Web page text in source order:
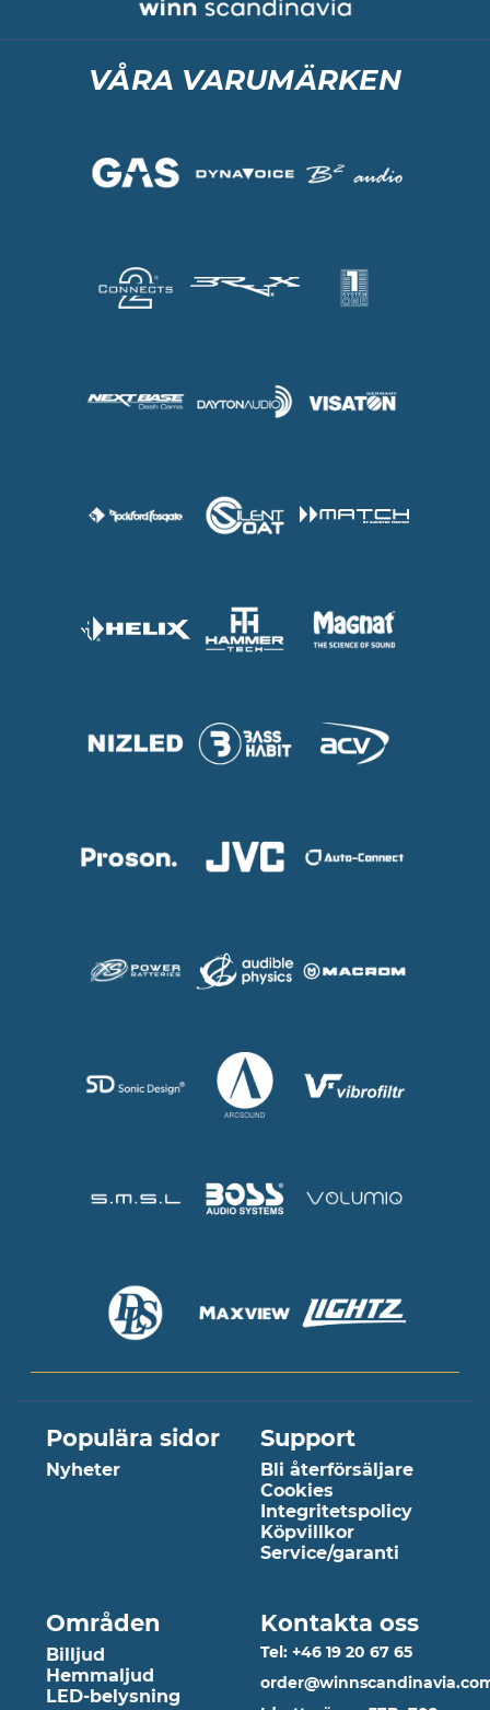
VÅRA VARUMÄRKEN
Populära sidor
Nyheter
Support
Bli återförsäljare
Cookies
Integritetspolicy
Köpvillkor
Service/garanti
Områden
Billjud
Hemmaljud
LED-belysning
Kontakta oss
Tel: +46 19 20 67 65